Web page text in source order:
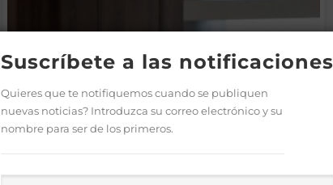
Suscríbete a las notificaciones
Quieres que te notifiquemos cuando se publiquen
nuevas noticias? Introduzca su correo electrónico y su
nombre para ser de los primeros.